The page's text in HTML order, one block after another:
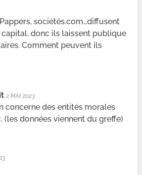
sociétés.com…diffusent
capital, donc ils laissent publique
Comment peuvent ils
2 MAI 2023
concerne des entités morales
(les données viennent du greffe)